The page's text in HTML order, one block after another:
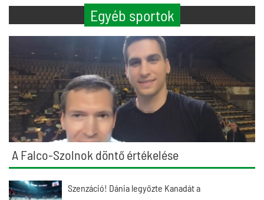
Egyéb sportok
A Falco-Szolnok döntő értékelése
Szenzáció! Dánia legyőzte Kanadát a